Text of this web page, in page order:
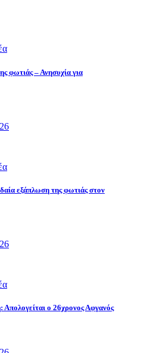
φωτιάς – Ανησυχία για
εξάπλωση της φωτιάς στον
ο 26χρονος Αφγανός